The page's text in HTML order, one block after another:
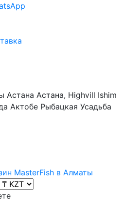
Астана Астана, Highvill Ishim
Актобе Рыбацкая Усадьба
MasterFish в Алматы